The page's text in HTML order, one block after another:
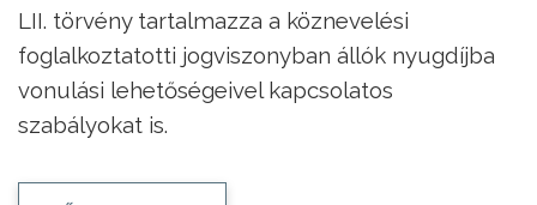
LII. törvény tartalmazza a köznevelési
foglalkoztatotti jogviszonyban állók nyugdíjba
vonulási lehetőségeivel kapcsolatos
szabályokat is.